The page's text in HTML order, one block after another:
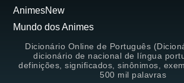
AnimesNew
Mundo dos Animes
Dicionário Online de Português
dicionário de nacional de língua
definições, significados, sinônimos,
500 mil palavras